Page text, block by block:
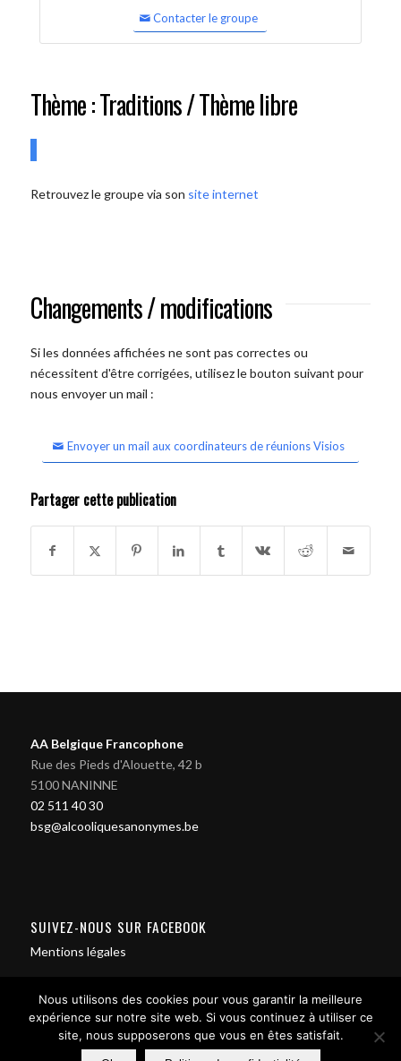
Contacter le groupe
Thème : Traditions / Thème libre
Retrouvez le groupe via son site internet
Changements / modifications
Si les données affichées ne sont pas correctes ou
nécessitent d'être corrigées, utilisez le bouton suivant pour
nous envoyer un mail :
Envoyer un mail aux coordinateurs de réunions Visios
Partager cette publication
AA Belgique Francophone
Rue des Pieds d'Alouette, 42 b
5100 NANINNE
02 511 40 30
bsg@alcooliquesanonymes.be
SUIVEZ-NOUS SUR FACEBOOK
Mentions légales
Nous utilisons des cookies pour vous garantir la meilleure
expérience sur notre site web. Si vous continuez à utiliser ce
site, nous supposerons que vous en êtes satisfait.
Contact us